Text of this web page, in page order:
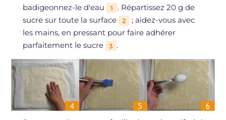
badigeonnez-le d'eau
1
. Répartissez 20 g de
sucre sur toute la surface
2
; aidez-vous avec
les mains, en pressant pour faire adhérer
parfaitement le sucre
3 .